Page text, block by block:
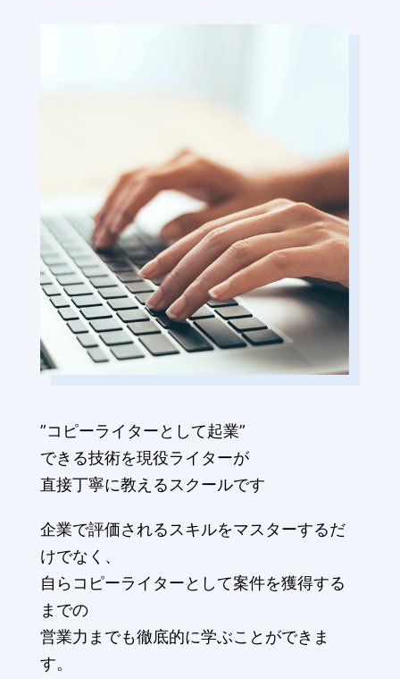
”コピーライターとして起業”
できる技術を現役ライターが
直接丁寧に教えるスクールです
企業で評価されるスキルをマスターするだ
けでなく、
自らコピーライターとして案件を獲得する
までの
営業力までも徹底的に学ぶことができま
す。